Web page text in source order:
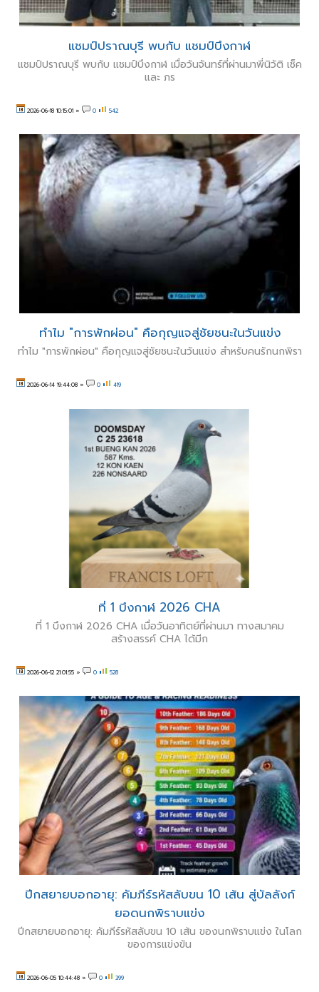
แชมป์ปราณบุรี พบกับ แชมป์บึงกาฬ
แชมป์ปราณบุรี พบกับ แชมป์บึงกาฬ เมื่อวันจันทร์ที่ผ่านมาพี่นิวัติ เช็ค
และ ภร
2026-06-18 10:15:01 » 0 542
ทำไม "การพักผ่อน" คือกุญแจสู่ชัยชนะในวันแข่ง
ทำไม "การพักผ่อน" คือกุญแจสู่ชัยชนะในวันแข่ง สำหรับคนรักนกพิรา
2026-06-14 19:44:08 » 0 419
ที่ 1 บึงกาฬ 2026 CHA
ที่ 1 บึงกาฬ 2026 CHA เมื่อวันอาทิตย์ที่ผ่านมา ทางสมาคม
สร้างสรรค์ CHA ได้มีก
2026-06-12 21:01:55 » 0 528
ปีกสยายบอกอายุ: คัมภีร์รหัสลับขน 10 เส้น สู่บัลลังก์
ยอดนกพิราบแข่ง
ปีกสยายบอกอายุ: คัมภีร์รหัสลับขน 10 เส้น ของนกพิราบแข่ง ในโลก
ของการแข่งขัน
2026-06-05 10:44:48 » 0 399